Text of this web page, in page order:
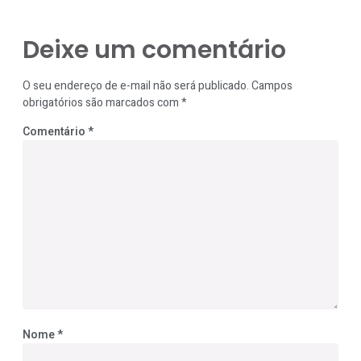
Deixe um comentário
O seu endereço de e-mail não será publicado.Campos
obrigatórios são marcados com*
Comentário*
Nome*